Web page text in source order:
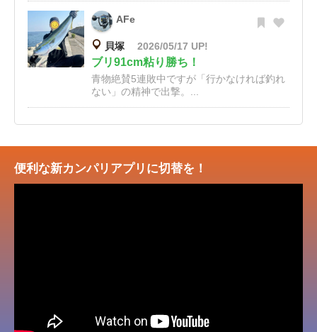
AFe
貝塚 2026/05/17 UP!
ブリ91cm粘り勝ち！
青物絶賛5連敗中ですが「行かなければ釣れ
ない」の精神で出撃。...
便利な新カンパリアプリに切替を！